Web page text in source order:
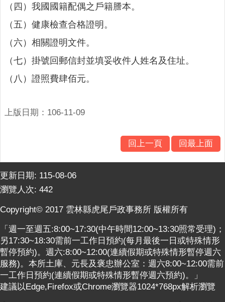
交
流
相
連
結
站
查
詢
相
連
結
雲
林
縣
（四）我國國籍配偶之戶籍謄本。
（五）健康檢查合格證明。
（六）相關證明文件。
（七）掛號回郵信封並填妥收件人姓名及住址。
（八）證照費肆佰元。
上版日期：106-11-09
回上一頁 回最上面
更新日期: 115-08-06
瀏覽人次: 442
Copyright© 2017 雲林縣虎尾戶政事務所 版權所有
「週一至週五:8:00~17:30(中午時間12:00~13:30照常受理)；
另17:30~18:30需前一工作日預約(每月最後一日或特殊情形
暫停預約)。週六:8:00~12:00(連續假期或特殊情形暫停週六
服務)。本所土庫、元長及褒忠辦公室：週六8:00~12:00需前
一工作日預約(連續假期或特殊情形暫停週六預約)。」
建議以Edge,Firefox或Chrome瀏覽器1024*768px解析瀏覽